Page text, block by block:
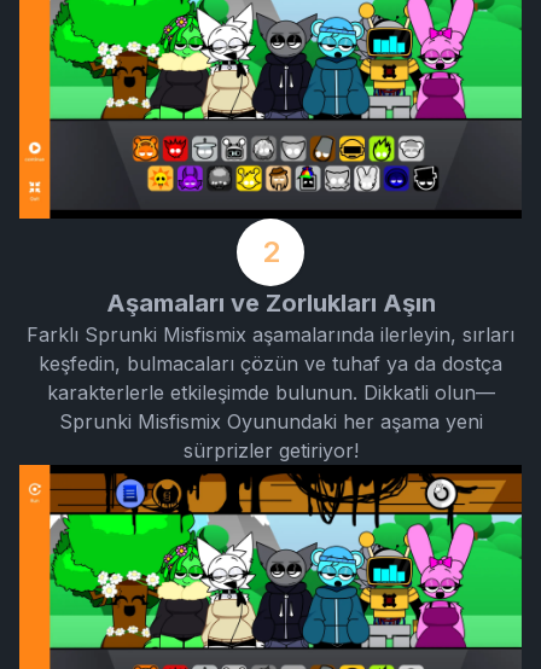
2
Aşamaları ve Zorlukları Aşın
Farklı Sprunki Misfismix aşamalarında ilerleyin, sırları
keşfedin, bulmacaları çözün ve tuhaf ya da dostça
karakterlerle etkileşimde bulunun. Dikkatli olun—
Sprunki Misfismix Oyunundaki her aşama yeni
sürprizler getiriyor!